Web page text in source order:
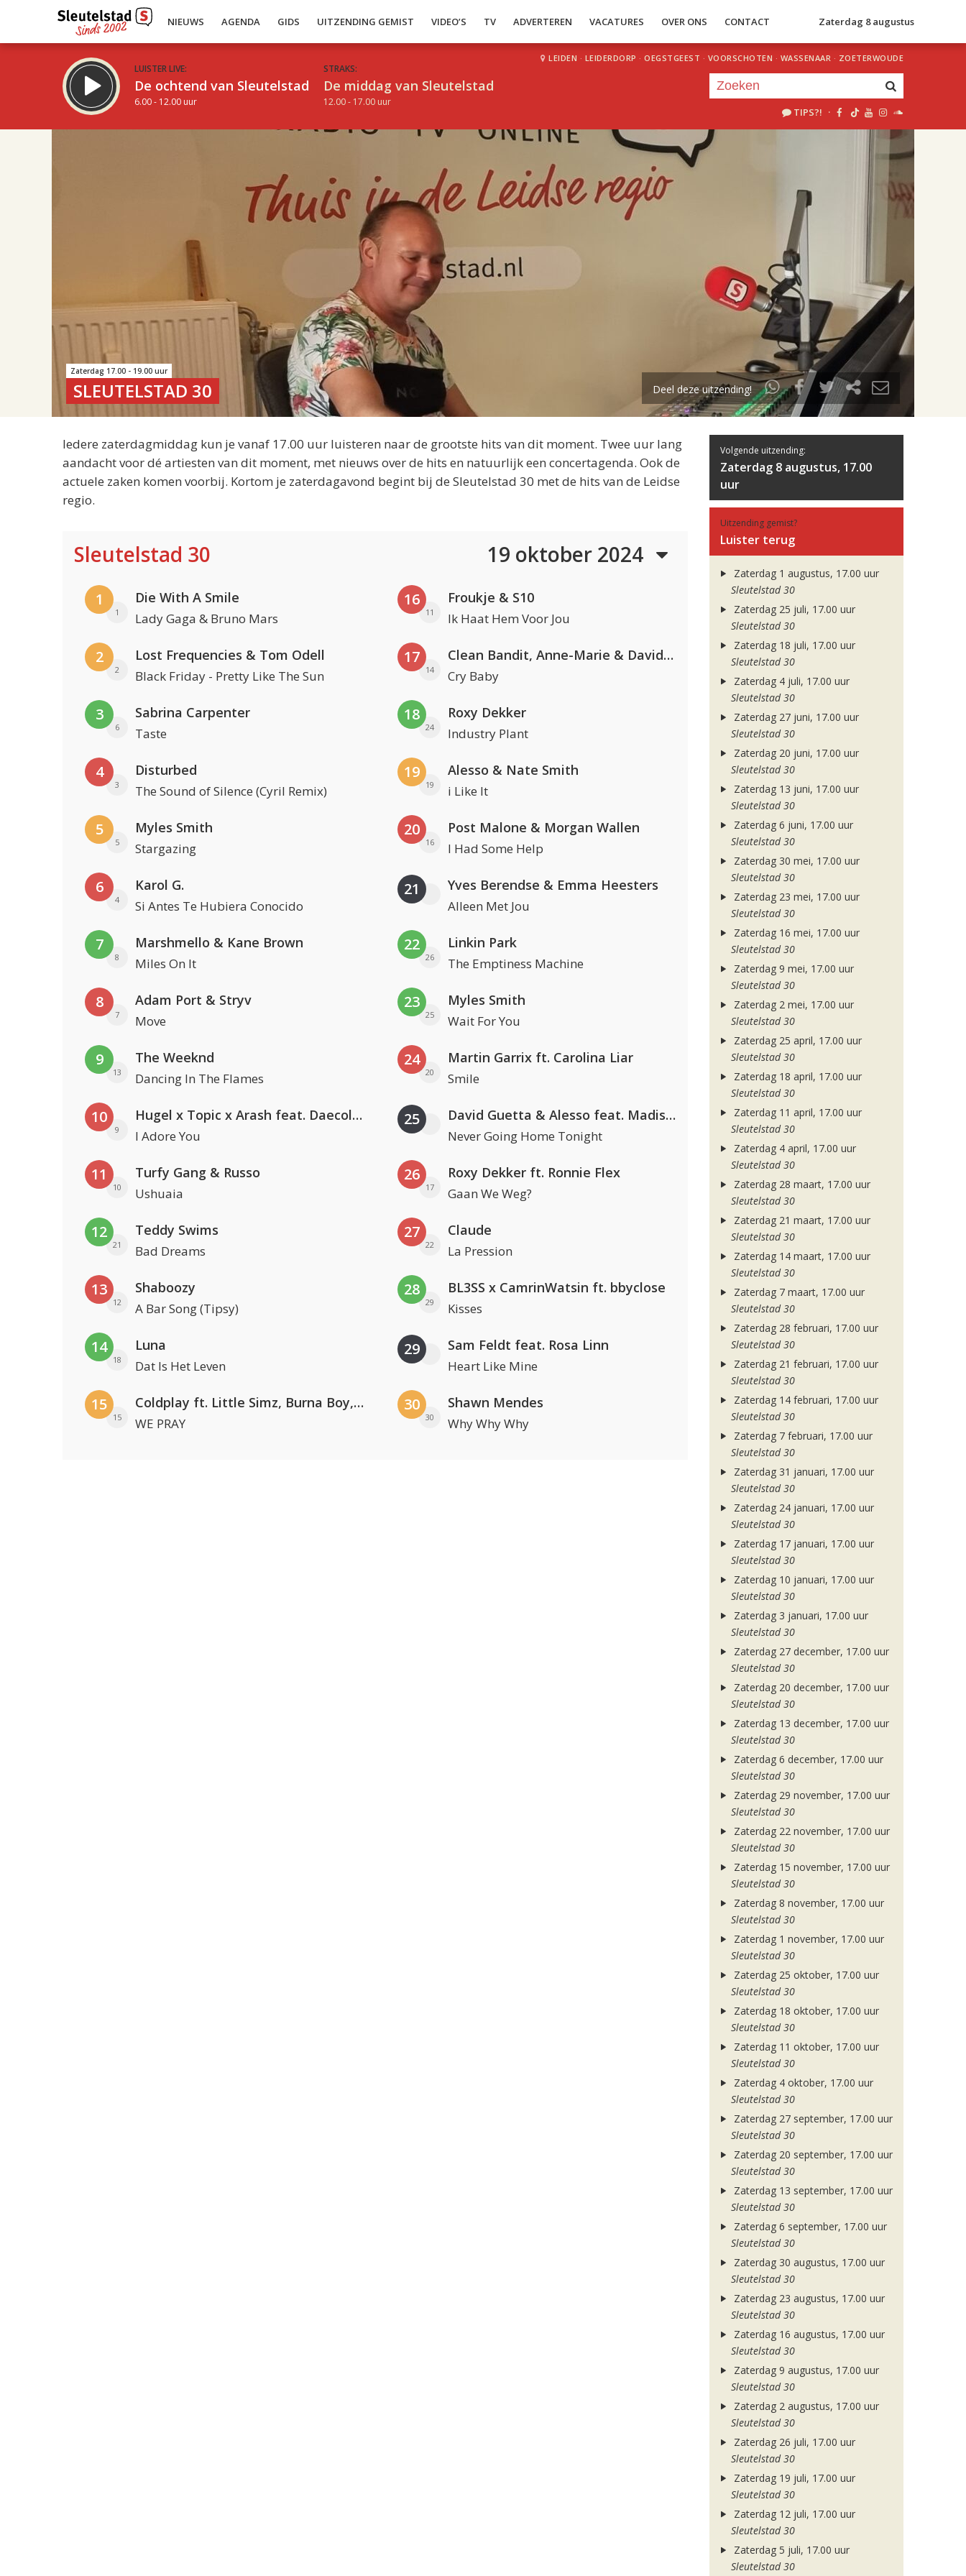
NIEUWS AGENDA GIDS UITZENDING GEMIST VIDEO’S TV ADVERTEREN VACATURES OVER ONS CONTACT Zaterdag 8 augustus
LUISTER LIVE:
De ochtend van Sleutelstad
6.00 - 12.00 uur
STRAKS:
De middag van Sleutelstad
12.00 - 17.00 uur
LEIDEN · LEIDERDORP · OEGSTGEEST · VOORSCHOTEN · WASSENAAR · ZOETERWOUDE
TIPS?! ·
uur 1 van 2
Volgend uur
Zaterdag 17.00 - 19.00 uur
SLEUTELSTAD 30 Deel deze uitzending!
Iedere zaterdagmiddag kun je vanaf 17.00 uur luisteren naar de grootste hits van dit moment. Twee uur lang
aandacht voor dé artiesten van dit moment, met nieuws over de hits en natuurlijk een concertagenda. Ook de
actuele zaken komen voorbij. Kortom je zaterdagavond begint bij de Sleutelstad 30 met de hits van de Leidse
regio.
Sleutelstad 30 19 oktober 2024
1
1
Die With A Smile
Lady Gaga & Bruno Mars
2
2
Lost Frequencies & Tom Odell
Black Friday - Pretty Like The Sun
3
6
Sabrina Carpenter
Taste
4
3
Disturbed
The Sound of Silence (Cyril Remix)
5
5
Myles Smith
Stargazing
6
4
Karol G.
Si Antes Te Hubiera Conocido
7
8
Marshmello & Kane Brown
Miles On It
8
7
Adam Port & Stryv
Move
9
13
The Weeknd
Dancing In The Flames
10
9
Hugel x Topic x Arash feat. Daecolm
I Adore You
11
10
Turfy Gang & Russo
Ushuaia
12
21
Teddy Swims
Bad Dreams
13
12
Shaboozy
A Bar Song (Tipsy)
14
18
Luna
Dat Is Het Leven
15
15
Coldplay ft. Little Simz, Burna Boy, Elyanna & Tini
WE PRAY
16
11
Froukje & S10
Ik Haat Hem Voor Jou
17
14
Clean Bandit, Anne-Marie & David Guetta
Cry Baby
18
24
Roxy Dekker
Industry Plant
19
19
Alesso & Nate Smith
i Like It
20
16
Post Malone & Morgan Wallen
I Had Some Help
21 Yves Berendse & Emma Heesters
Alleen Met Jou
22
26
Linkin Park
The Emptiness Machine
23
25
Myles Smith
Wait For You
24
20
Martin Garrix ft. Carolina Liar
Smile
25 David Guetta & Alesso feat. Madison Love
Never Going Home Tonight
26
17
Roxy Dekker ft. Ronnie Flex
Gaan We Weg?
27
22
Claude
La Pression
28
29
BL3SS x CamrinWatsin ft. bbyclose
Kisses
29 Sam Feldt feat. Rosa Linn
Heart Like Mine
30
30
Shawn Mendes
Why Why Why
Volgende uitzending:
Zaterdag 8 augustus, 17.00
uur
Uitzending gemist?
Luister terug
Zaterdag 1 augustus, 17.00 uur
Sleutelstad 30
Zaterdag 25 juli, 17.00 uur
Sleutelstad 30
Zaterdag 18 juli, 17.00 uur
Sleutelstad 30
Zaterdag 4 juli, 17.00 uur
Sleutelstad 30
Zaterdag 27 juni, 17.00 uur
Sleutelstad 30
Zaterdag 20 juni, 17.00 uur
Sleutelstad 30
Zaterdag 13 juni, 17.00 uur
Sleutelstad 30
Zaterdag 6 juni, 17.00 uur
Sleutelstad 30
Zaterdag 30 mei, 17.00 uur
Sleutelstad 30
Zaterdag 23 mei, 17.00 uur
Sleutelstad 30
Zaterdag 16 mei, 17.00 uur
Sleutelstad 30
Zaterdag 9 mei, 17.00 uur
Sleutelstad 30
Zaterdag 2 mei, 17.00 uur
Sleutelstad 30
Zaterdag 25 april, 17.00 uur
Sleutelstad 30
Zaterdag 18 april, 17.00 uur
Sleutelstad 30
Zaterdag 11 april, 17.00 uur
Sleutelstad 30
Zaterdag 4 april, 17.00 uur
Sleutelstad 30
Zaterdag 28 maart, 17.00 uur
Sleutelstad 30
Zaterdag 21 maart, 17.00 uur
Sleutelstad 30
Zaterdag 14 maart, 17.00 uur
Sleutelstad 30
Zaterdag 7 maart, 17.00 uur
Sleutelstad 30
Zaterdag 28 februari, 17.00 uur
Sleutelstad 30
Zaterdag 21 februari, 17.00 uur
Sleutelstad 30
Zaterdag 14 februari, 17.00 uur
Sleutelstad 30
Zaterdag 7 februari, 17.00 uur
Sleutelstad 30
Zaterdag 31 januari, 17.00 uur
Sleutelstad 30
Zaterdag 24 januari, 17.00 uur
Sleutelstad 30
Zaterdag 17 januari, 17.00 uur
Sleutelstad 30
Zaterdag 10 januari, 17.00 uur
Sleutelstad 30
Zaterdag 3 januari, 17.00 uur
Sleutelstad 30
Zaterdag 27 december, 17.00 uur
Sleutelstad 30
Zaterdag 20 december, 17.00 uur
Sleutelstad 30
Zaterdag 13 december, 17.00 uur
Sleutelstad 30
Zaterdag 6 december, 17.00 uur
Sleutelstad 30
Zaterdag 29 november, 17.00 uur
Sleutelstad 30
Zaterdag 22 november, 17.00 uur
Sleutelstad 30
Zaterdag 15 november, 17.00 uur
Sleutelstad 30
Zaterdag 8 november, 17.00 uur
Sleutelstad 30
Zaterdag 1 november, 17.00 uur
Sleutelstad 30
Zaterdag 25 oktober, 17.00 uur
Sleutelstad 30
Zaterdag 18 oktober, 17.00 uur
Sleutelstad 30
Zaterdag 11 oktober, 17.00 uur
Sleutelstad 30
Zaterdag 4 oktober, 17.00 uur
Sleutelstad 30
Zaterdag 27 september, 17.00 uur
Sleutelstad 30
Zaterdag 20 september, 17.00 uur
Sleutelstad 30
Zaterdag 13 september, 17.00 uur
Sleutelstad 30
Zaterdag 6 september, 17.00 uur
Sleutelstad 30
Zaterdag 30 augustus, 17.00 uur
Sleutelstad 30
Zaterdag 23 augustus, 17.00 uur
Sleutelstad 30
Zaterdag 16 augustus, 17.00 uur
Sleutelstad 30
Zaterdag 9 augustus, 17.00 uur
Sleutelstad 30
Zaterdag 2 augustus, 17.00 uur
Sleutelstad 30
Zaterdag 26 juli, 17.00 uur
Sleutelstad 30
Zaterdag 19 juli, 17.00 uur
Sleutelstad 30
Zaterdag 12 juli, 17.00 uur
Sleutelstad 30
Zaterdag 5 juli, 17.00 uur
Sleutelstad 30